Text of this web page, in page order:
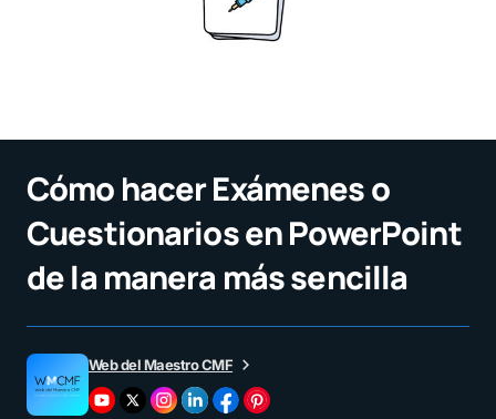
Cómo hacer Exámenes o
Cuestionarios en PowerPoint
de la manera más sencilla
Web del Maestro CMF